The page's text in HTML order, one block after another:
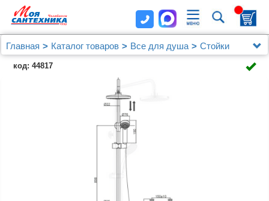
Главная Каталог товаров Все для душа
Стойки
Душевая стойка D&K Potsdam DA2153701B07
код: 44817